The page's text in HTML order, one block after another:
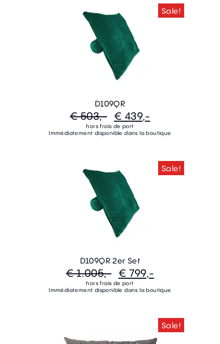
Sale!
D109QR
€ 503,- € 439,-
hors frais de port
Immédiatement disponible dans la boutique
Sale!
D109QR 2er Set
€ 1.005,- € 799,-
hors frais de port
Immédiatement disponible dans la boutique
Sale!